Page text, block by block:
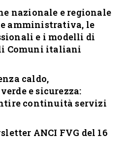
nazionale e regionale
amministrativa, le
e i modelli di
Comuni italiani
caldo,
e sicurezza:
continuità servizi
ANCI FVG del 16